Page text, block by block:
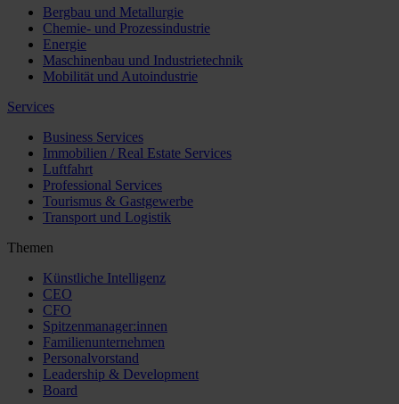
Bergbau und Metallurgie
Chemie- und Prozessindustrie
Energie
Maschinenbau und Industrietechnik
Mobilität und Autoindustrie
Services
Business Services
Immobilien / Real Estate Services
Luftfahrt
Professional Services
Tourismus & Gastgewerbe
Transport und Logistik
Themen
Künstliche Intelligenz
CEO
CFO
Spitzenmanager:innen
Familienunternehmen
Personalvorstand
Leadership & Development
Board